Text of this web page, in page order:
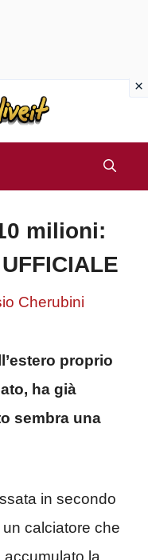
milioni:
Cherubini
proprio
ha già
sembra una
in secondo
calciatore che
la